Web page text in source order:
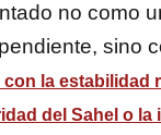
no como
sino
la estabilidad
del Sahel o la